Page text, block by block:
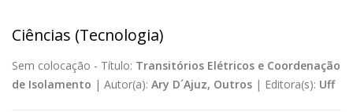
Ciências (Tecnologia)
Sem colocação - Título: Transitórios Elétricos e Coordenação
de Isolamento | Autor(a): Ary D´Ajuz, Outros | Editora(s): Uff